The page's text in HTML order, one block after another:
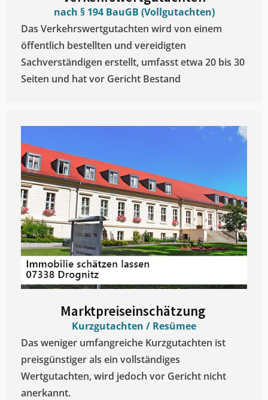
nach § 194 BauGB (Vollgutachten)
Das Verkehrswertgutachten wird von einem
öffentlich bestellten und vereidigten
Sachverständigen erstellt, umfasst etwa 20 bis 30
Seiten und hat vor Gericht Bestand
Marktpreiseinschätzung ​
Kurzgutachten / Resümee
Das weniger umfangreiche Kurzgutachten ist
preisgünstiger als ein vollständiges
Wertgutachten, wird jedoch vor Gericht nicht
anerkannt.